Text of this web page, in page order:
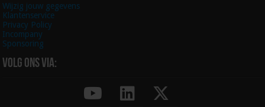
Wijzig jouw gegevens
Klantenservice
Privacy Policy
Incompany
Sponsoring
Volg ons via: